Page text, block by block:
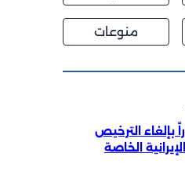
منوعات
بإلغاء الترخيص
الخاصة